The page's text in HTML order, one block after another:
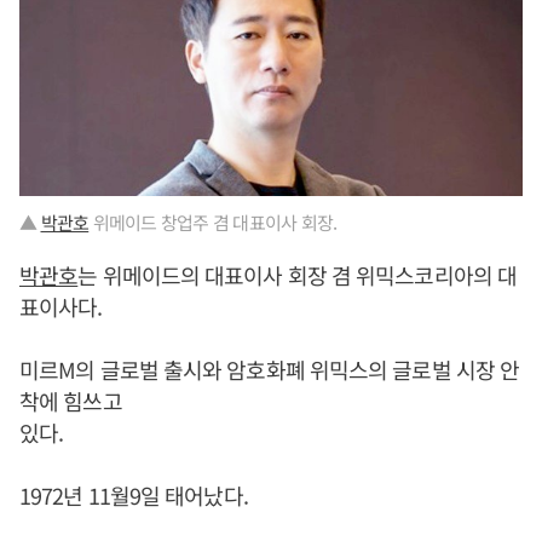
▲ 박관호 위메이드 창업주 겸 대표이사 회장.
박관호는 위메이드의 대표이사 회장 겸 위믹스코리아의 대
표이사다.
미르M의 글로벌 출시와 암호화폐 위믹스의 글로벌 시장 안
착에 힘쓰고
있다.
1972년 11월9일 태어났다.